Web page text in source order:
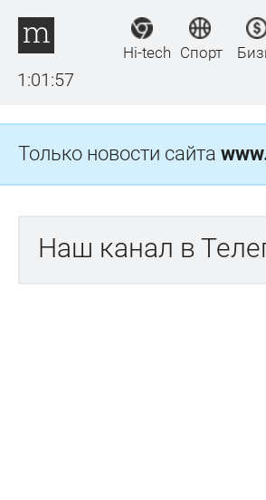
1:01:57
Hi-tech Спорт Бизнес
Только новости сайта
Наш канал в